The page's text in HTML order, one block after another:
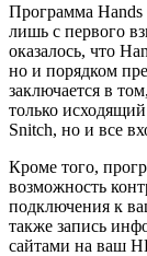
Программа
лишь с первого
оказалось, что
но и порядком
заключается в
только
Snitch, но и все
Кроме того,
возможность
подключения к
также запись
сайтами на ваш